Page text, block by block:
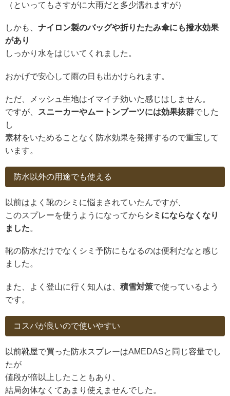
（といってもさすがに大雨だと多少濡れますが）
しかも、 ナイロン製のバッグや折りたたみ傘にも撥水効果
があり
しっかり水をはじいてくれました。
おかげで安心して雨の日も出かけられます。
ただ、メッシュ生地はイマイチ効いた感じはしません。
ですが、
スニーカーやムートンブーツには効果抜群でした
し
素材をいためることなく防水効果を発揮するので重宝して
います。
防水以外の用途でも使える
以前はよく靴のシミに悩まされていたんですが、
このスプレーを使うようになってからシミにならなくなり
ました。
靴の防水だけでなくシミ予防にもなるのは便利だなと感じ
ました。
また、よく登山に行く知人は、 積雪対策で使っているよう
です。
コスパが良いので使いやすい
以前靴屋で買った防水スプレーはAMEDASと同じ容量でし
たが
値段が倍以上したこともあり、
結局勿体なくてあまり使えませんでした。